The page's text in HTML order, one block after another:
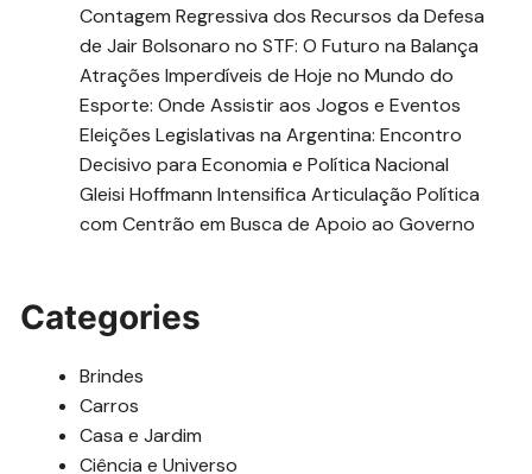
Contagem Regressiva dos Recursos da Defesa
de Jair Bolsonaro no STF: O Futuro na Balança
Atrações Imperdíveis de Hoje no Mundo do
Esporte: Onde Assistir aos Jogos e Eventos
Eleições Legislativas na Argentina: Encontro
Decisivo para Economia e Política Nacional
Gleisi Hoffmann Intensifica Articulação Política
com Centrão em Busca de Apoio ao Governo
Categories
Brindes
Carros
Casa e Jardim
Ciência e Universo